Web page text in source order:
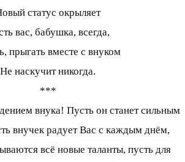
статус окрыляет
вас, бабушка, всегда,
прыгать вместе с внуком
Не наскучит никогда.
***
внука! Пусть он станет сильным
внучек радует Вас с каждым днём,
всё новые таланты, пусть для